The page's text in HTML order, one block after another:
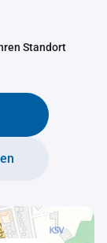
Standort